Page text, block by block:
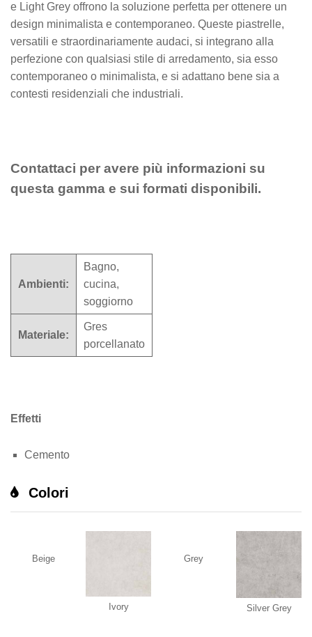
e Light Grey offrono la soluzione perfetta per ottenere un
design minimalista e contemporaneo. Queste piastrelle,
versatili e straordinariamente audaci, si integrano alla
perfezione con qualsiasi stile di arredamento, sia esso
contemporaneo o minimalista, e si adattano bene sia a
contesti residenziali che industriali.
Contattaci per avere più informazioni su
questa gamma e sui formati disponibili.
Ambienti:
Bagno,
cucina,
soggiorno
Materiale:
Gres
porcellanato
Effetti
Cemento
Colori
Beige
Ivory
Grey
Silver Grey